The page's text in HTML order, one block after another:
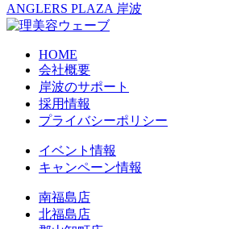
ANGLERS PLAZA 岸波
HOME
会社概要
岸波のサポート
採用情報
プライバシーポリシー
イベント情報
キャンペーン情報
南福島店
北福島店